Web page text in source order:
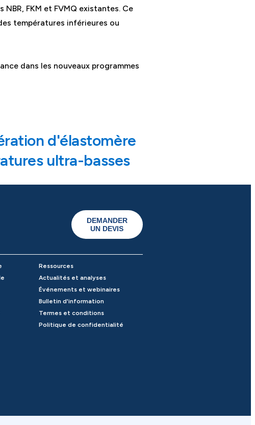
FKM et FVMQ existantes. Ce
températures inférieures ou
dans les nouveaux programmes
d'élastomère
ultra-basses
DEMANDER
UN DEVIS
Ressources
Actualités et analyses
Événements et webinaires
Bulletin d'information
Termes et conditions
Politique de confidentialité